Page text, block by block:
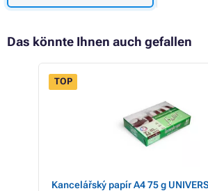
Das könnte Ihnen auch gefallen
TOP
Kancelářský papír A4 75 g